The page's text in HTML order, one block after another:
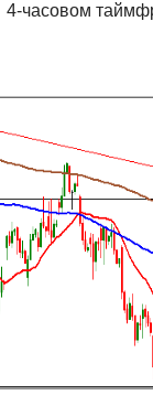
4-часовом